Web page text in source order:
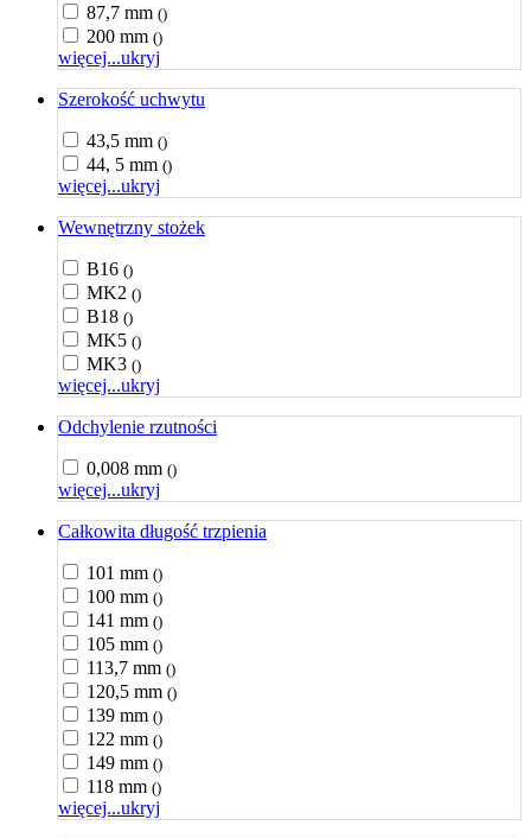
87,7 mm ()
200 mm ()
więcej...ukryj
Szerokość uchwytu
43,5 mm ()
44, 5 mm ()
więcej...ukryj
Wewnętrzny stożek
B16 ()
MK2 ()
B18 ()
MK5 ()
MK3 ()
więcej...ukryj
Odchylenie rzutności
0,008 mm ()
więcej...ukryj
Całkowita długość trzpienia
101 mm ()
100 mm ()
141 mm ()
105 mm ()
113,7 mm ()
120,5 mm ()
139 mm ()
122 mm ()
149 mm ()
118 mm ()
więcej...ukryj